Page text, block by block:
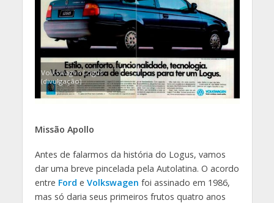
Volkswagen Logus
(divulgação)
Missão Apollo
Antes de falarmos da história do Logus, vamos
dar uma breve pincelada pela Autolatina. O acordo
entre Ford e Volkswagen foi assinado em 1986,
mas só daria seus primeiros frutos quatro anos